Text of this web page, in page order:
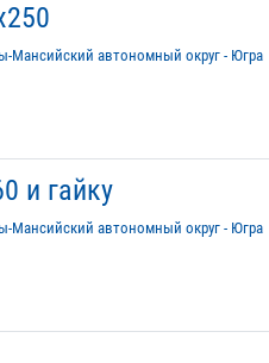
Мансийский автономный округ - Югра
и гайку
Мансийский автономный округ - Югра